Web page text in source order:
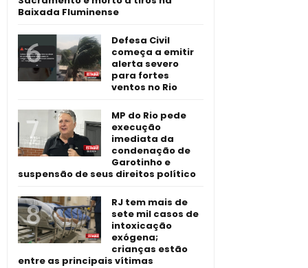
Baixada Fluminense
Defesa Civil
começa a emitir
alerta severo
para fortes
ventos no Rio
MP do Rio pede
execução
imediata da
condenação de
Garotinho e
suspensão de seus direitos político
RJ tem mais de
sete mil casos de
intoxicação
exógena;
crianças estão
entre as principais vítimas